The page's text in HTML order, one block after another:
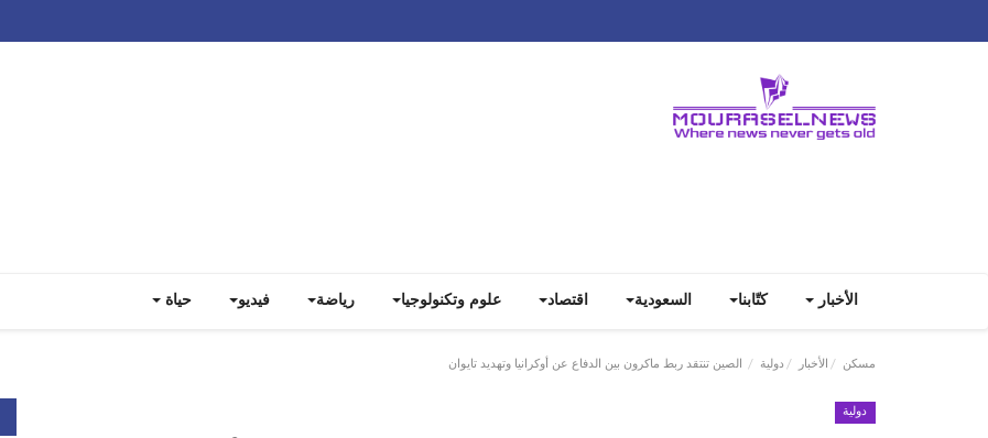
الأخبار كتّابنا السعودية اقتصاد علوم وتكنولوجيا رياضة فيديو حياة
مسكن الأخبار دولية الصين تنتقد ربط ماكرون بين الدفاع عن أوكرانيا وتهديد تايوان
دولية